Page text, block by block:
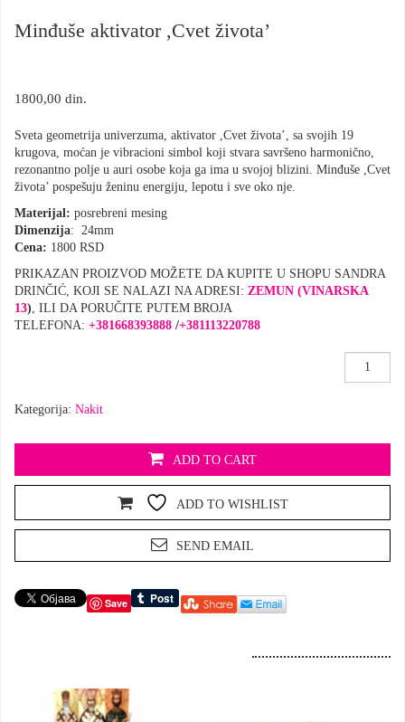
Minđuše aktivator ,Cvet života’
1800,00 din.
Sveta geometrija univerzuma, aktivator ,Cvet života’, sa svojih 19
krugova, moćan je vibracioni simbol koji stvara savršeno harmonično,
rezonantno polje u auri osobe koja ga ima u svojoj blizini. Minđuše ,Cvet
života’ pospešuju ženinu energiju, lepotu i sve oko nje.
Materijal: posrebreni mesing
Dimenzija: 24mm
Cena: 1800 RSD
PRIKAZAN PROIZVOD MOŽETE DA KUPITE U SHOPU SANDRA
DRINČIĆ, KOJI SE NALAZI NA ADRESI: ZEMUN (VINARSKA
13), ILI DA PORUČITE PUTEM BROJA
TELEFONA: +381668393888 /+381113220788
Minđuše
Kategorija: Nakit
ADD TO CART
ADD TO WISHLIST
SEND EMAIL
Save